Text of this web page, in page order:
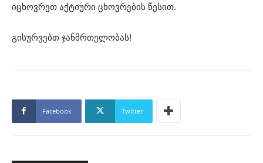
იცხოვრეთ აქტიური ცხოვრების წესით.
გისურვებთ ჯანმრთელობას!
Facebook Twitter